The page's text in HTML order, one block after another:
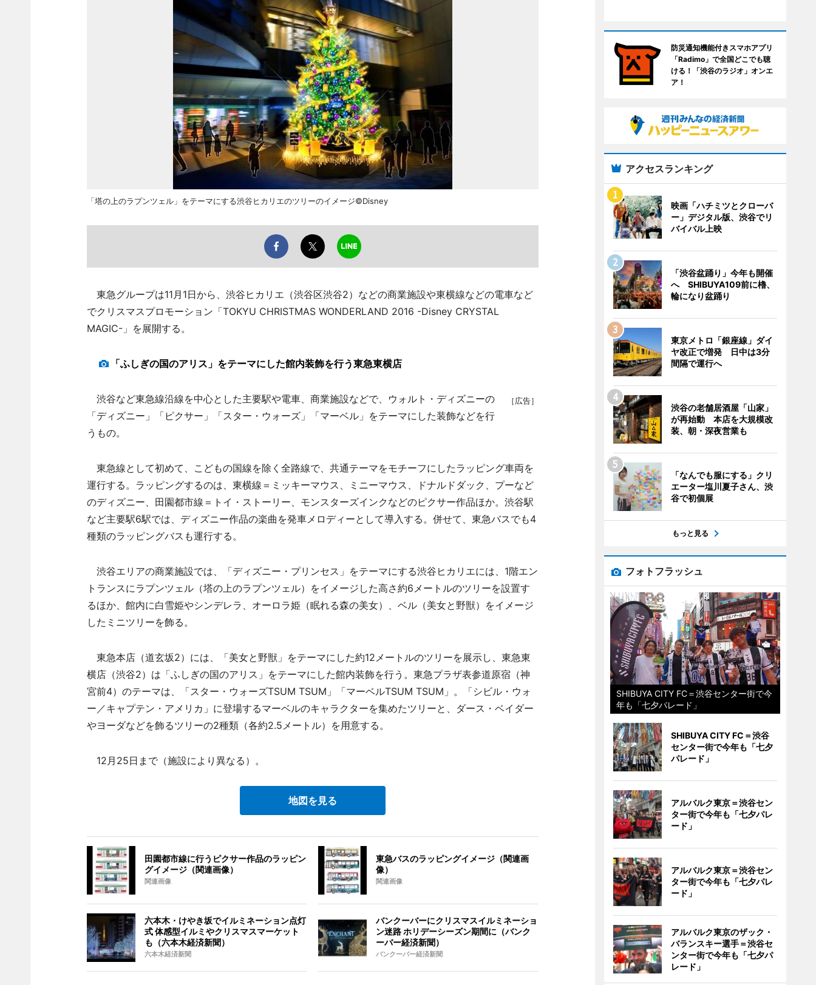
「塔の上のラプンツェル」をテーマにする渋谷ヒカリエのツリーのイメージ©Disney
東急グループは11月1日から、渋谷ヒカリエ（渋谷区渋谷2）などの商業施設や東横線などの電車など
でクリスマスプロモーション「TOKYU CHRISTMAS WONDERLAND 2016 -Disney CRYSTAL
MAGIC-」を展開する。
「ふしぎの国のアリス」をテーマにした館内装飾を行う東急東横店
［広告］
渋谷など東急線沿線を中心とした主要駅や電車、商業施設などで、ウォルト・ディズニーの
「ディズニー」「ピクサー」「スター・ウォーズ」「マーベル」をテーマにした装飾などを行
うもの。
東急線として初めて、こどもの国線を除く全路線で、共通テーマをモチーフにしたラッピング車両を
運行する。ラッピングするのは、東横線＝ミッキーマウス、ミニーマウス、ドナルドダック、プーなど
のディズニー、田園都市線＝トイ・ストーリー、モンスターズインクなどのピクサー作品ほか。渋谷駅
など主要駅6駅では、ディズニー作品の楽曲を発車メロディーとして導入する。併せて、東急バスでも4
種類のラッピングバスも運行する。
渋谷エリアの商業施設では、「ディズニー・プリンセス」をテーマにする渋谷ヒカリエには、1階エン
トランスにラプンツェル（塔の上のラプンツェル）をイメージした高さ約6メートルのツリーを設置す
るほか、館内に白雪姫やシンデレラ、オーロラ姫（眠れる森の美女）、ベル（美女と野獣）をイメージ
したミニツリーを飾る。
東急本店（道玄坂2）には、「美女と野獣」をテーマにした約12メートルのツリーを展示し、東急東
横店（渋谷2）は「ふしぎの国のアリス」をテーマにした館内装飾を行う。東急プラザ表参道原宿（神
宮前4）のテーマは、「スター・ウォーズTSUM TSUM」「マーベルTSUM TSUM」。「シビル・ウォ
ー／キャプテン・アメリカ」に登場するマーベルのキャラクターを集めたツリーと、ダース・ベイダー
やヨーダなどを飾るツリーの2種類（各約2.5メートル）を用意する。
12月25日まで（施設により異なる）。
地図を見る
田園都市線に行うピクサー作品のラッピン
グイメージ（関連画像）
関連画像
東急バスのラッピングイメージ（関連画
像）
関連画像
六本木・けやき坂でイルミネーション点灯
式 体感型イルミやクリスマスマーケット
も（六本木経済新聞）
六本木経済新聞
バンクーバーにクリスマスイルミネーショ
ン迷路 ホリデーシーズン期間に（バンク
ーバー経済新聞）
バンクーバー経済新聞
防災通知機能付きスマホアプリ
「Radimo」で全国どこでも聴
ける！「渋谷のラジオ」オンエ
ア！
アクセスランキング
映画「ハチミツとクローバ
ー」デジタル版、渋谷でリ
バイバル上映
「渋谷盆踊り」今年も開催
へ SHIBUYA109前に櫓、
輪になり盆踊り
東京メトロ「銀座線」ダイ
ヤ改正で増発 日中は3分
間隔で運行へ
渋谷の老舗居酒屋「山家」
が再始動 本店を大規模改
装、朝・深夜営業も
「なんでも服にする」クリ
エーター塩川夏子さん、渋
谷で初個展
もっと見る
フォトフラッシュ
SHIBUYA CITY FC＝渋谷センター街で今
年も「七夕パレード」
SHIBUYA CITY FC＝渋谷
センター街で今年も「七夕
パレード」
アルバルク東京＝渋谷セン
ター街で今年も「七夕パレ
ード」
アルバルク東京＝渋谷セン
ター街で今年も「七夕パレ
ード」
アルバルク東京のザック・
バランスキー選手＝渋谷セ
ンター街で今年も「七夕パ
レード」